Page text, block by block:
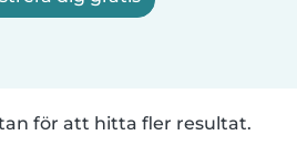
för att hitta fler resultat.